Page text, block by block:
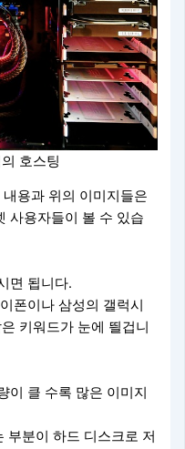
호스팅
용과 위의 이미지들은
사용자들이 볼 수 있습
면 됩니다.
폰이나 삼성의 갤럭시
키워드가 눈에 띌겁니
이 클 수록 많은 이미지
부분이 하드 디스크로 저